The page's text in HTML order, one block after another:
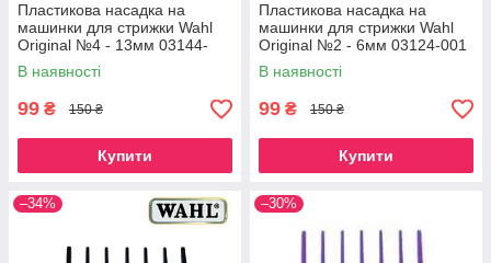
Пластикова насадка на
машинки для стрижки Wahl
Original №4 - 13мм 03144-
001
В наявності
99 ₴ 150 ₴
Купити
Пластикова насадка на
машинки для стрижки Wahl
Original №2 - 6мм 03124-001
В наявності
99 ₴ 150 ₴
Купити
–34% –30%